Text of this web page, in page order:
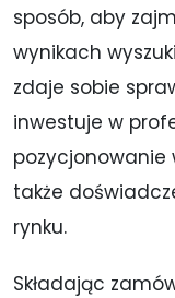
sposób, aby
wynikach
zdaje sobie
inwestuje w
pozycjonowanie
także
rynku.
Składając